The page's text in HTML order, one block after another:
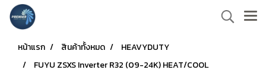
หน้าแรก สินค้าทั้งหมด
HEAVYDUTY
FUYU ZSXS Inverter R32 (09-24K) HEAT/COOL